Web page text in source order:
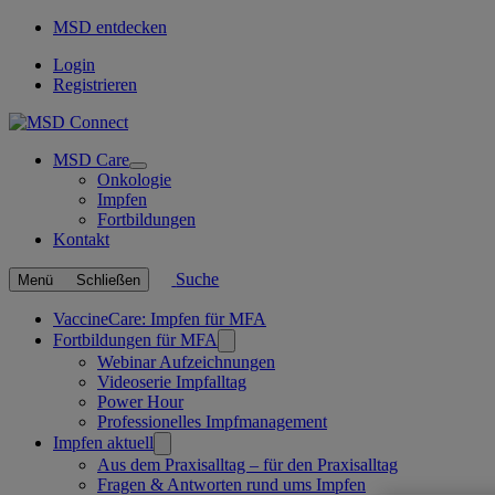
MSD entdecken
Login
Registrieren
MSD Care
Open
submenu
Onkologie
Impfen
Fortbildungen
Kontakt
Menü Schließen Suche
Verknüpfte
Seiten
VaccineCare: Impfen für MFA
Fortbildungen für MFA
Webinar Aufzeichnungen
Videoserie Impfalltag
Power Hour
Professionelles Impfmanagement
Impfen aktuell
Aus dem Praxisalltag – für den Praxisalltag
Fragen & Antworten rund ums Impfen